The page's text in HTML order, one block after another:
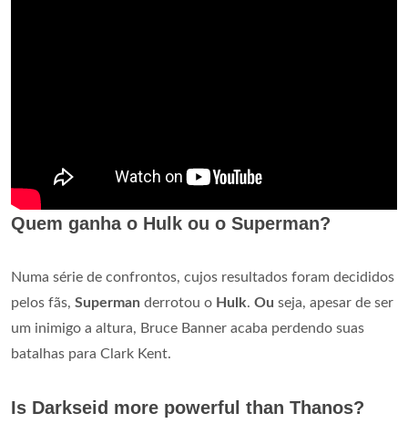
Quem ganha o Hulk ou o Superman?
Numa série de confrontos, cujos resultados foram decididos
pelos fãs, Superman derrotou o Hulk. Ou seja, apesar de ser
um inimigo a altura, Bruce Banner acaba perdendo suas
batalhas para Clark Kent.
Is Darkseid more powerful than Thanos?